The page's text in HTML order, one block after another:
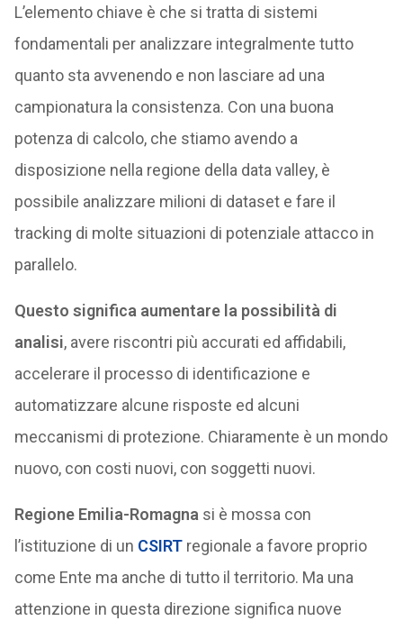
L’elemento chiave è che si tratta di sistemi
fondamentali per analizzare integralmente tutto
quanto sta avvenendo e non lasciare ad una
campionatura la consistenza. Con una buona
potenza di calcolo, che stiamo avendo a
disposizione nella regione della data valley, è
possibile analizzare milioni di dataset e fare il
tracking di molte situazioni di potenziale attacco in
parallelo.
Questo significa aumentare la possibilità di
analisi, avere riscontri più accurati ed affidabili,
accelerare il processo di identificazione e
automatizzare alcune risposte ed alcuni
meccanismi di protezione. Chiaramente è un mondo
nuovo, con costi nuovi, con soggetti nuovi.
Regione Emilia-Romagna si è mossa con
l’istituzione di un CSIRTregionale a favore proprio
come Ente ma anche di tutto il territorio. Ma una
attenzione in questa direzione significa nuove